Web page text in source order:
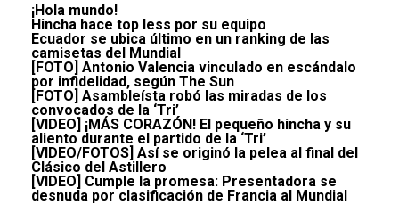
¡Hola mundo!
Hincha hace top less por su equipo
Ecuador se ubica último en un ranking de las
camisetas del Mundial
[FOTO] Antonio Valencia vinculado en escándalo
por infidelidad, según The Sun
[FOTO] Asambleísta robó las miradas de los
convocados de la ‘Tri’
[VIDEO] ¡MÁS CORAZÓN! El pequeño hincha y su
aliento durante el partido de la ‘Tri’
[VIDEO/FOTOS] Así se originó la pelea al final del
Clásico del Astillero
[VIDEO] Cumple la promesa: Presentadora se
desnuda por clasificación de Francia al Mundial